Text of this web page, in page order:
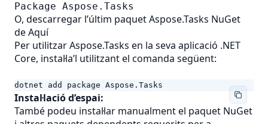
Package Aspose.Tasks
O, descarregar l’últim paquet Aspose.Tasks NuGet
deAquí
Per utilitzar Aspose.Tasks en la seva aplicació .NET
Core, instal·la’l utilitzant el comanda següent:
dotnet add package Aspose.Tasks
Instal·lació d’espai:
També podeu instal·lar manualment el paquet NuGet